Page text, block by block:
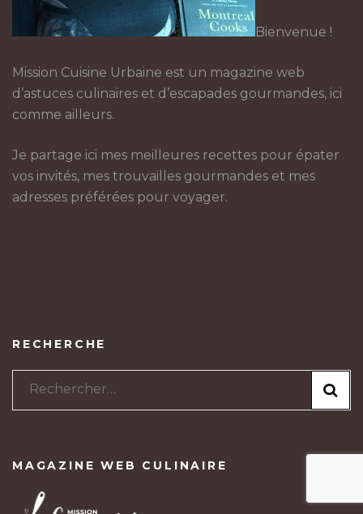
Bienvenue !
Mission Cuisine Urbaine est un magazine web
d’astuces culinaires et d’escapades gourmandes, ici
comme ailleurs.
Je partage ici mes meilleures recettes pour épater
vos invités, mes trouvailles gourmandes et mes
adresses préférées pour voyager.
RECHERCHE
Rechercher :
MAGAZINE WEB CULINAIRE